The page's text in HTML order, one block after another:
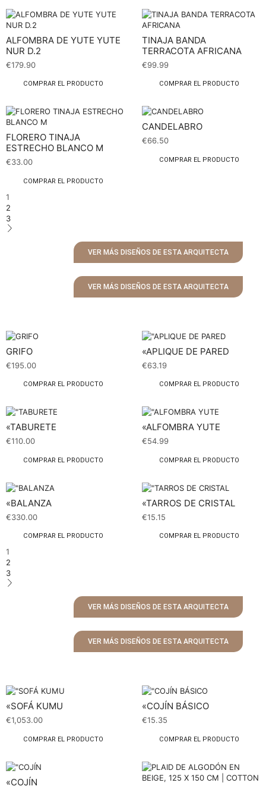
ALFOMBRA DE YUTE YUTE
NUR D.2
€179.90
COMPRAR EL PRODUCTO
TINAJA BANDA
TERRACOTA AFRICANA
€99.99
COMPRAR EL PRODUCTO
FLORERO TINAJA
ESTRECHO BLANCO M
€33.00
COMPRAR EL PRODUCTO
CANDELABRO
€66.50
COMPRAR EL PRODUCTO
1
2
3
VER MÁS DISEÑOS DE ESTA ARQUITECTA
VER MÁS DISEÑOS DE ESTA ARQUITECTA
GRIFO
€195.00
COMPRAR EL PRODUCTO
«APLIQUE DE PARED
€63.19
COMPRAR EL PRODUCTO
«TABURETE
€110.00
COMPRAR EL PRODUCTO
«ALFOMBRA YUTE
€54.99
COMPRAR EL PRODUCTO
«BALANZA
€330.00
COMPRAR EL PRODUCTO
«TARROS DE CRISTAL
€15.15
COMPRAR EL PRODUCTO
1
2
3
VER MÁS DISEÑOS DE ESTA ARQUITECTA
VER MÁS DISEÑOS DE ESTA ARQUITECTA
«SOFÁ KUMU
€1,053.00
COMPRAR EL PRODUCTO
«COJÍN BÁSICO
€15.35
COMPRAR EL PRODUCTO
«COJÍN